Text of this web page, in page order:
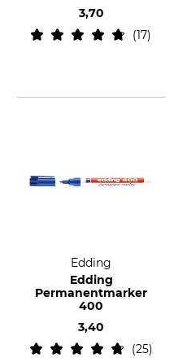
3,70
17
Edding
Edding
Permanentmarker
400
3,40
25